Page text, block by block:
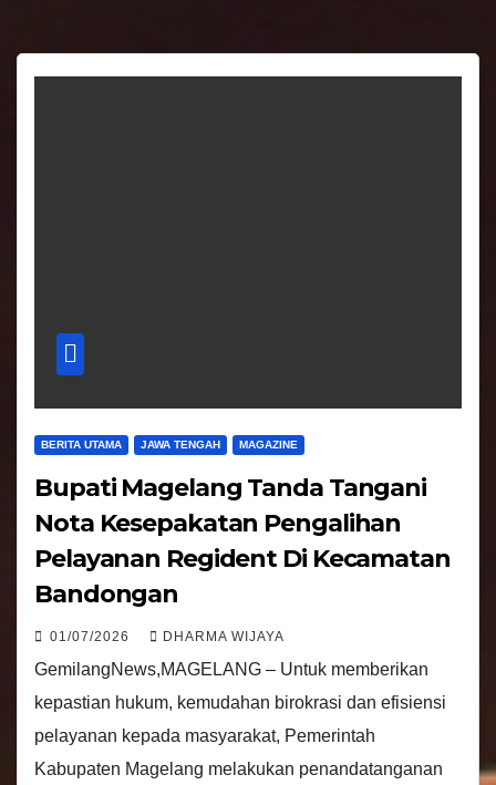
BERITA UTAMA JAWA TENGAH MAGAZINE
Bupati Magelang Tanda Tangani
Nota Kesepakatan Pengalihan
Pelayanan Regident Di Kecamatan
Bandongan
01/07/2026 DHARMA WIJAYA
GemilangNews,MAGELANG – Untuk memberikan
kepastian hukum, kemudahan birokrasi dan efisiensi
pelayanan kepada masyarakat, Pemerintah
Kabupaten Magelang melakukan penandatanganan